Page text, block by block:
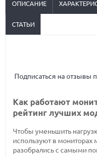
ОПИСАНИЕ
СТАТЬИ
Подписаться на отзывы
Как работают
рейтинг лучших
Чтобы уменьшить
используют в мониторах
разобрались с самыми